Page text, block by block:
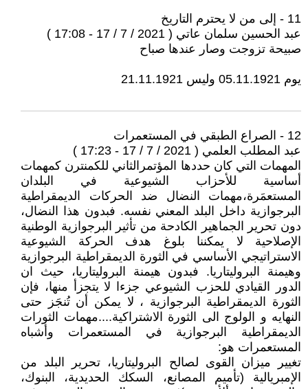
11 - إلى من لا يحترم التاريخ
عبد الحسين سلمان عاتي ( 2021 / 7 / 17 - 17:08 )
صبيحة تزوجت وصار عندها صباح
يوم 05.11.1921 وليس 21.11.1921
12 - الصراع الطبقي في المستعمرات
عبد المطلب العلمي ( 2021 / 7 / 17 - 17:23 )
المهمات التي كان حددها المؤتمرالثاني للكمنترن كمهمات
أساسية للأحزاب الشيوعية في البلدان
المستعمَرة،مهمات النضال ضد الحركات الديمقراطية
البرجوازية داخل البلد المعني نفسه. فبدون هذا النضال،
دون تحرير الجماهير الكادحة من تأثير البرجوازية الوطنية
الإصلاحية لا يمكننا بلوغ هدف الحركة الشيوعية
الاستراتيجي الأساسي في الثورة الديمقراطية البرجوازية
وهيمنة البروليتاريا. فبدون هيمنة البروليتاريا، حيث ان
الدور القيادي للحزب الشيوعي جزءا لا يتجزأ منها، فإن
الثورة الديمقراطية البرجوازية ، لا يمكن أن تُنجَز حتى
النهايه و الولوج الى الثورة الاشتراكية....مهمات الثورات
الديمقراطية البرجوازية في المستعمرات وأشباه
المستعمرات هو:
تغيير ميزان القوى لصالح البروليتاريا، تحرير البلد من
الإمبريالية (تأميم المصانع، السكك الحديدية، البنوك،